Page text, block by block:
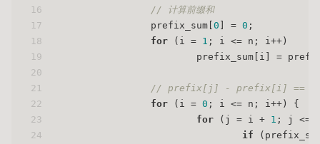
16
17
18
19
20
21
22
23
24
// 计算前缀和
                prefix_sum[
0 ] = 0 ;
for (i = 1 ; i <= n; i++)
prefix_sum[i] =
// prefix[j] - prefix[i] ==
for (i = 0 ; i <= n; i++) {
for (j = i + 1 ; j <=
if